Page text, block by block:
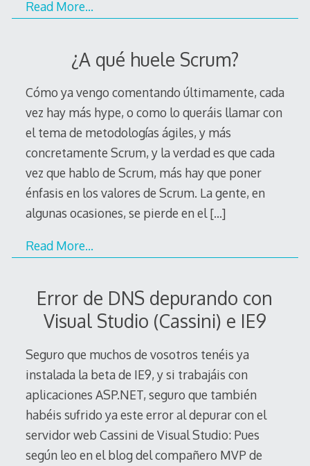
Read More…
¿A qué huele Scrum?
Cómo ya vengo comentando últimamente, cada
vez hay más hype, o como lo queráis llamar con
el tema de metodologías ágiles, y más
concretamente Scrum, y la verdad es que cada
vez que hablo de Scrum, más hay que poner
énfasis en los valores de Scrum. La gente, en
algunas ocasiones, se pierde en el[…]
Read More…
Error de DNS depurando con
Visual Studio (Cassini) e IE9
Seguro que muchos de vosotros tenéis ya
instalada la beta de IE9, y si trabajáis con
aplicaciones ASP.NET, seguro que también
habéis sufrido ya este error al depurar con el
servidor web Cassini de Visual Studio: Pues
según leo en el blog del compañero MVP de